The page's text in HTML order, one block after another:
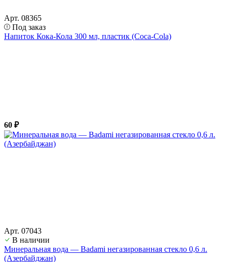
Арт. 08365
Под заказ
Напиток Кока-Кола 300 мл, пластик (Coca-Cola)
60 ₽
Арт. 07043
В наличии
Минеральная вода — Badami негазированная стекло 0,6 л.
(Азербайджан)